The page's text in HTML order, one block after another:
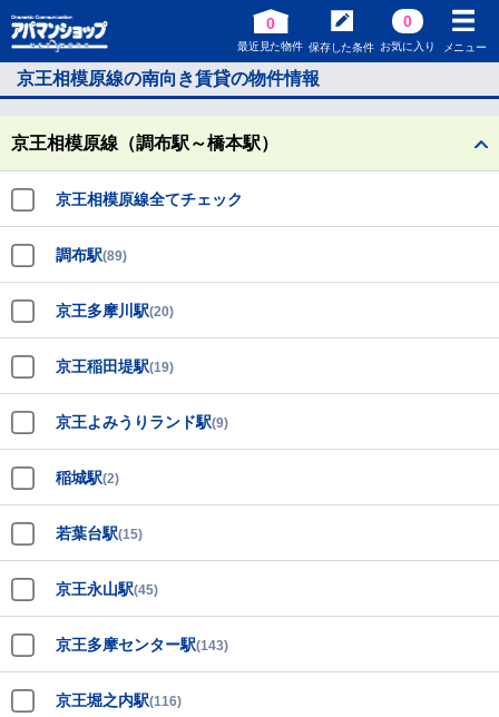
0
最近見た物件 保存した条件
0
お気に入り メニュー
京王相模原線の南向き賃貸の物件情報
京王相模原線（調布駅～橋本駅）
京王相模原線全てチェック
調布駅(89)
京王多摩川駅(20)
京王稲田堤駅(19)
京王よみうりランド駅(9)
稲城駅(2)
若葉台駅(15)
京王永山駅(45)
京王多摩センター駅(143)
京王堀之内駅(116)